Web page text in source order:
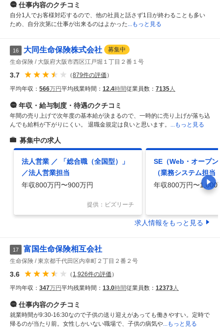
仕事内容のクチコミ
自分1人でお客様対応するので、他の社員と話さず1日が終わることも多い
ため、自分次第に仕事が出来るのはよかった ...もっと見る
16 大同生命保険株式会社
募集中
生命保険
大阪府大阪市西区江戸堀１丁目２番１号
3.7 （879件の評価 ）
平均年収： 566万円平均残業時間： 12.4時間従業員数： 7135 人
年収・給与制度・待遇のクチコミ
年間の売り上げで次年度の基本給が決まるので、一時的に売り上げが落ち込
んでも給料が下がりにくい。 退職金規定は良いと思います。
...もっと見る
募集中の求人
法人営業 ／ 「総合職（全国型）」
／法人営業担当
年収800万円〜900万円
提供：ビズリーチ
SE（Web・オープ
（業務システム担当
生命保険会社でのIT
推進における重要ポ
年収800万円〜1,000
求人情報をもっと見る
17 富国生命保険相互会社
生命保険 東京都千代田区内幸町２丁目２番２号
3.6 （ 1,926件の評価 ）
平均年収： 347万円平均残業時間： 13.0時間従業員数： 12373 人
仕事内容のクチコミ
就業時間が9:30-16:30なので子供の送り迎えがあっても働きやすい。定時で
帰るのが当たり前。女性しかいない職場で、子供の病気や ...もっと見る